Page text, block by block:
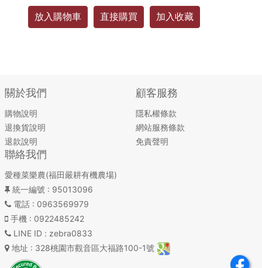
放入購物車 直接購買 加入收藏
關於我們
購物說明
退換貨說明
退款說明
顧客服務
隱私權條款
網站服務條款
免責聲明
聯絡我們
愛種菜樂農(福田嚴耕有機農場)
統一編號 : 95013096
電話: 0963569979
手機 : 0922485242
LINE ID : zebra0833
地址 : 328桃園市觀音區大福路100-1號